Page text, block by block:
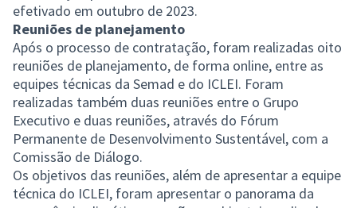
efetivado em outubro de 2023.
Reuniões de planejamento
Após o processo de contratação, foram realizadas oito
reuniões de planejamento, de forma online, entre as
equipes técnicas da Semad e do ICLEI. Foram
realizadas também duas reuniões entre o Grupo
Executivo e duas reuniões, através do Fórum
Permanente de Desenvolvimento Sustentável, com a
Comissão de Diálogo.
Os objetivos das reuniões, além de apresentar a equipe
técnica do ICLEI, foram apresentar o panorama da